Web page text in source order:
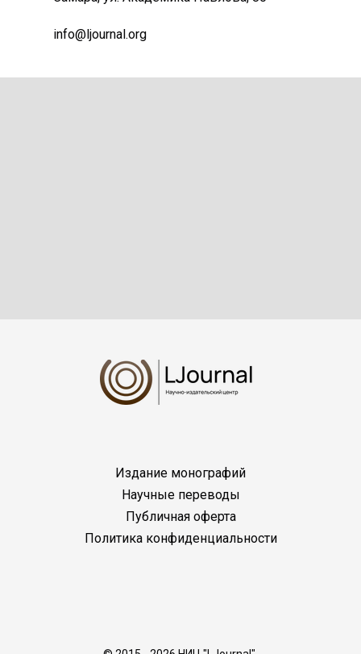
info@ljournal.org
Издание монографий
Научные переводы
Публичная оферта
Политика конфиденциальности